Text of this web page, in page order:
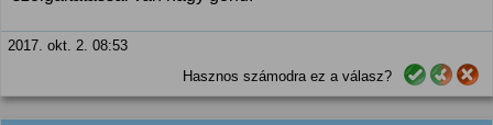
2017. okt. 2. 08:53
Hasznos számodra ez a válasz?